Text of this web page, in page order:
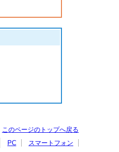
このページのトップへ戻る
PC スマートフォン